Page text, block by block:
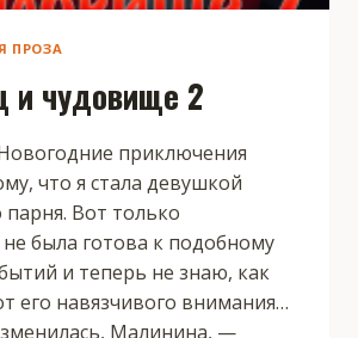
ПРОЗА
и чудовище 2
приключения
что я стала девушкой
парня. Вот только
была готова к подобному
и теперь не знаю, как
его навязчивого внимания…
Малинина, —